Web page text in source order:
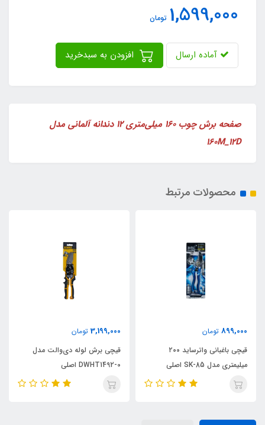
1,599,000 تومان
آماده ارسال
صفحه برش چوب ۱۶۰ میلی‌متری ۱۲ دندانه آلمانی مدل
160M_12D
محصولات مرتبط
899,000 تومان
قیچی باغبانی واترساید ۲۰۰
میلیمتری مدل SK-85 اصلی
3,199,000 تومان
قیچی برش لوله دی‌والت مدل
DWHT1492-0 اصلی